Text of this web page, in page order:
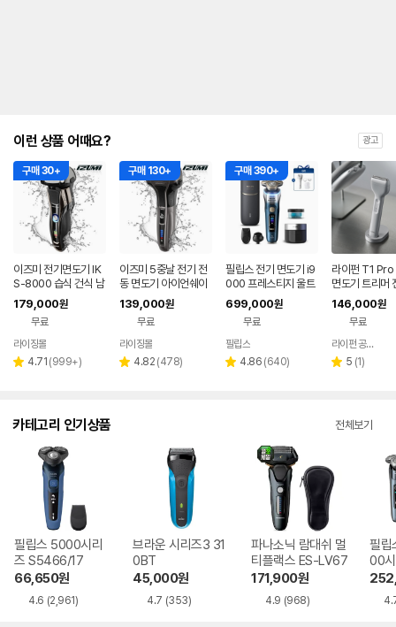
이런 상품 어때요? 광고
구매 30+
이즈미 전기면도기 IK
S-8000 습식 건식 남
성 전동 면도기 선물
179,000원
무료
라이징몰
별 4.71 리
(999+)
구매 130+
이즈미 5중날 전기 전
동 면도기 아이언쉐이
버 IKS-6150
139,000원
무료
라이징몰
별 4.82 리
(478)
구매 390+
필립스 전기 면도기 i9
000 프레스티지 울트
라 한정판 UV케이스 X
P9406/65+모근제
거기
699,000원
무료
필립스
별 4.86 리
(640)
라이펀 T1 Pro
면도기 트리머
대용 면도기 트
전
146,000원
무료
라이펀 공식스토어
별 5 리
(1)
카테고리 인기상품 전체보기
필립스 5000시리
즈 S5466/17
66,650원
4.6 (2,961)
브라운 시리즈3 31
0BT
45,000원
4.7 (353)
파나소닉 람대쉬 멀
티플랙스 ES-LV67
171,900원
4.9 (968)
필립
00
30